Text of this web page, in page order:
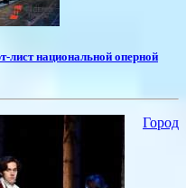
лист национальной оперной
Город